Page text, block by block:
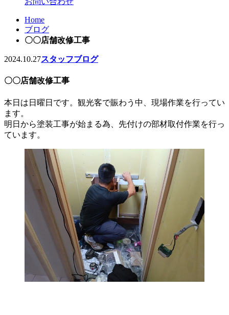
Home
ブログ
〇〇店舗改修工事
2024.10.27スタッフブログ
〇〇店舗改修工事
本日は日曜日です。観光客で賑わう中、現場作業を行ってい
ます。
明日から塗装工事が始まる為、先付けの部材取付作業を行っ
ています。